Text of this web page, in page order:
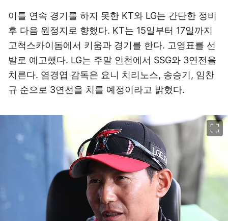
이틀 연속 경기를 하지 못한 KT와 LG는 간단한 정비
후 다음 원정지로 향했다. KT는 15일부터 17일까지
고척스카이돔에서 키움과 경기를 한다. 고영표를 선
발로 예고했다. LG는 주말 인천에서 SSG와 3연전을
치른다. 염경엽 감독은 요니 치리노스, 송승기, 임찬
규 순으로 3연전을 치를 예정이라고 밝혔다.